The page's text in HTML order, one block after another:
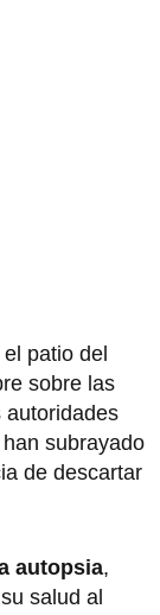
patio del
sobre las
autoridades
subrayado
de descartar
autopsia,
salud al